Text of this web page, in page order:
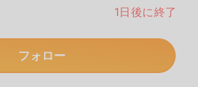
1日後に終了
フォロー